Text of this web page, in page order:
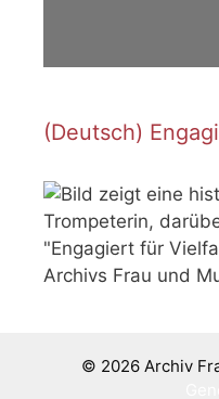
(Deutsch)
© 2026 Archiv